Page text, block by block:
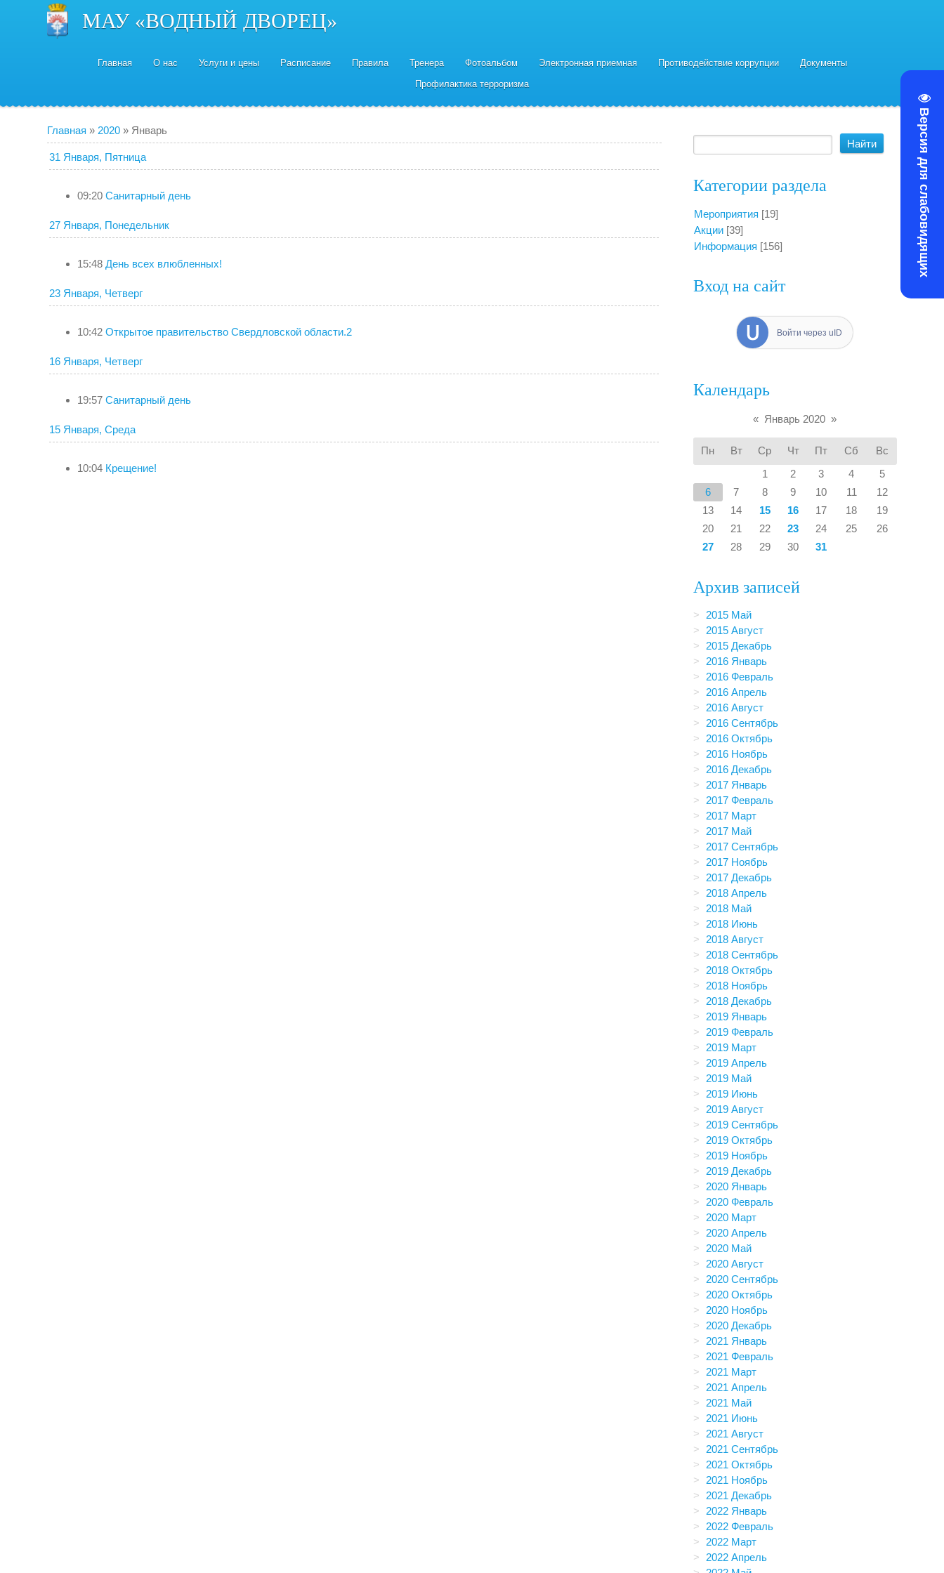
Версия для слабовидящих
МАУ «ВОДНЫЙ ДВОРЕЦ»
Главная О нас Услуги и цены Расписание Правила Тренера Фотоальбом Электронная приемная Противодействие коррупции
Документы
Профилактика терроризма
Главная » 2020 » Январь
31 Января, Пятница
09:20 Санитарный день
27 Января, Понедельник
15:48 День всех влюбленных!
23 Января, Четверг
10:42 Открытое правительство Свердловской области.2
16 Января, Четверг
19:57 Санитарный день
15 Января, Среда
10:04 Крещение!
Категории раздела
Мероприятия [19]
Акции [39]
Информация [156]
Вход на сайт
Войти через uID
Календарь
« Январь 2020 »
Пн Вт Ср Чт Пт Сб
Вс
1
2 3 4
5
6
7 8 9 10 11
12
13
14 15 16 17 18
19
20
21 22 23 24 25
26
27
28 29 30 31
Архив записей
2015 Май
2015 Август
2015 Декабрь
2016 Январь
2016 Февраль
2016 Апрель
2016 Август
2016 Сентябрь
2016 Октябрь
2016 Ноябрь
2016 Декабрь
2017 Январь
2017 Февраль
2017 Март
2017 Май
2017 Сентябрь
2017 Ноябрь
2017 Декабрь
2018 Апрель
2018 Май
2018 Июнь
2018 Август
2018 Сентябрь
2018 Октябрь
2018 Ноябрь
2018 Декабрь
2019 Январь
2019 Февраль
2019 Март
2019 Апрель
2019 Май
2019 Июнь
2019 Август
2019 Сентябрь
2019 Октябрь
2019 Ноябрь
2019 Декабрь
2020 Январь
2020 Февраль
2020 Март
2020 Апрель
2020 Май
2020 Август
2020 Сентябрь
2020 Октябрь
2020 Ноябрь
2020 Декабрь
2021 Январь
2021 Февраль
2021 Март
2021 Апрель
2021 Май
2021 Июнь
2021 Август
2021 Сентябрь
2021 Октябрь
2021 Ноябрь
2021 Декабрь
2022 Январь
2022 Февраль
2022 Март
2022 Апрель